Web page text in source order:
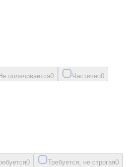
оплачивается0 Частично0
0 Требуется, не строгая0